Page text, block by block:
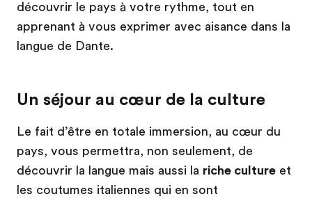
découvrir le pays à votre rythme, tout en
apprenant à vous exprimer avec aisance dans la
langue de Dante.
Un séjour au cœur de la culture
Le fait d’être en totale immersion, au cœur du
pays, vous permettra, non seulement, de
découvrir la langue mais aussi la riche culture et
les coutumes italiennes qui en sont